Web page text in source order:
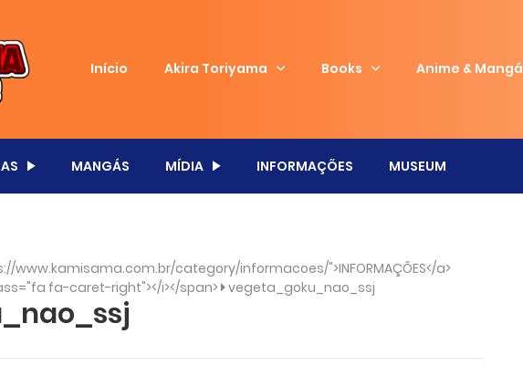
Início Akira Toriyama Books Anime & Mangá
MANGÁS MÍDIA INFORMAÇÕES MUSEUM
www.kamisama.com.br/category/informacoes/">INFORMAÇÕES</a>
fa-caret-right"></i></span> vegeta_goku_nao_ssj